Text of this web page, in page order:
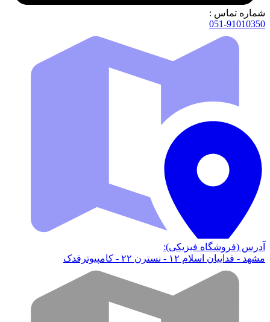
شماره تماس :
051-91010350
آدرس (فروشگاه فیزیکی):
مشهد - فداییان اسلام ۱۲ - نسترن ۲۲ - کامپیوترفدک